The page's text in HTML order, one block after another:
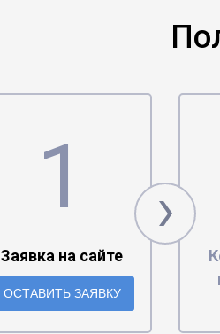
Заявка на сайте
ОСТАВИТЬ ЗАЯВКУ